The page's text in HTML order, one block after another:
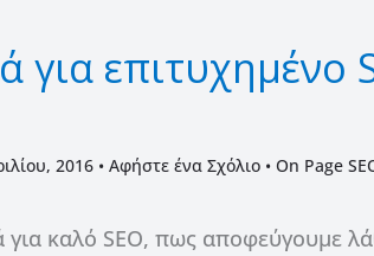
για επιτυχημένο
2016 • Αφήστε ένα Σχόλιο • On Page
για καλό SEO, πως αποφεύγουμε